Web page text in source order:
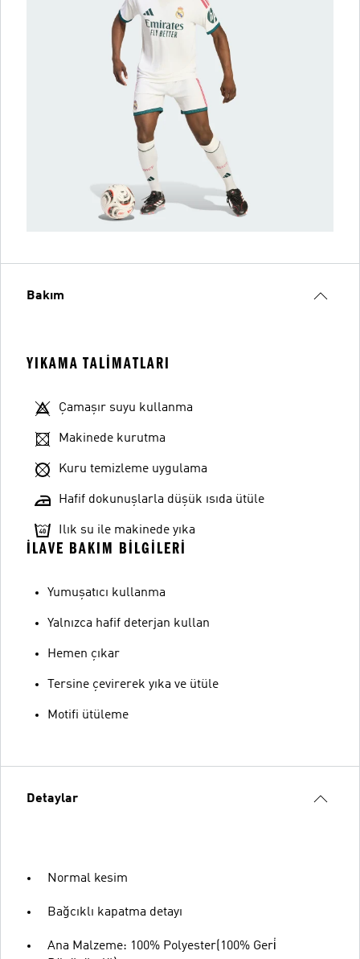
Bakım
YIKAMA TALIMATLARI
Çamaşır suyu kullanma
Makinede kurutma
Kuru temizleme uygulama
Hafif dokunuşlarla düşük ısıda ütüle
Ilık su ile makinede yıka
İLAVE BAKIM BILGILERI
Yumuşatıcı kullanma
Yalnızca hafif deterjan kullan
Hemen çıkar
Tersine çevirerek yıka ve ütüle
Motifi ütüleme
Detaylar
Normal kesim
Bağcıklı kapatma detayı
Ana Malzeme: 100% Polyester(100% Geri̇